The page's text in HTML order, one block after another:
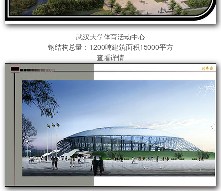
武汉大学体育活动中心
钢结构总量：1200吨建筑面积15000平方
查看详情